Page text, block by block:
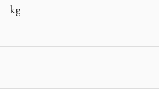
kg